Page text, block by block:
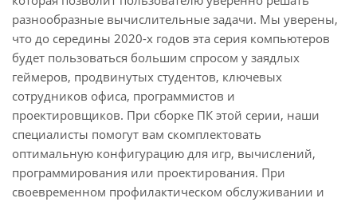
разнообразные вычислительные задачи. Мы уверены,
что до середины 2020-х годов эта серия компьютеров
будет пользоваться большим спросом у заядлых
геймеров, продвинутых студентов, ключевых
сотрудников офиса, программистов и
проектировщиков. При сборке ПК этой серии, наши
специалисты помогут вам скомплектовать
оптимальную конфигурацию для игр, вычислений,
программирования или проектирования. При
своевременном профилактическом обслуживании и